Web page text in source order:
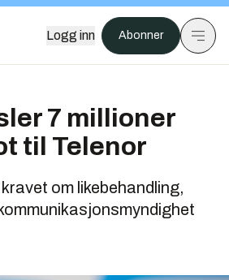
Logg inn Abonner
7 millioner
til Telenor
om likebehandling,